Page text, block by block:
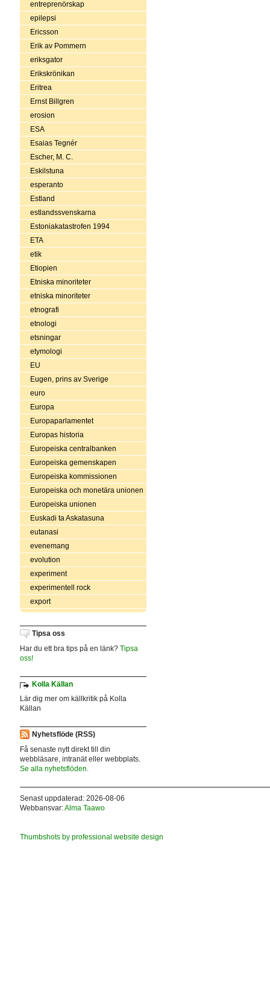
entreprenörskap
epilepsi
Ericsson
Erik av Pommern
eriksgator
Erikskrönikan
Eritrea
Ernst Billgren
erosion
ESA
Esaias Tegnér
Escher, M. C.
Eskilstuna
esperanto
Estland
estlandssvenskarna
Estoniakatastrofen 1994
ETA
etik
Etiopien
Etniska minoriteter
etniska minoriteter
etnografi
etnologi
etsningar
etymologi
EU
Eugen, prins av Sverige
euro
Europa
Europaparlamentet
Europas historia
Europeiska centralbanken
Europeiska gemenskapen
Europeiska kommissionen
Europeiska och monetära unionen
Europeiska unionen
Euskadi ta Askatasuna
eutanasi
evenemang
evolution
experiment
experimentell rock
export
Tipsa oss
Har du ett bra tips på en länk? Tipsa
oss!
Kolla Källan
Lär dig mer om källkritik på Kolla
Källan
Nyhetsflöde (RSS)
Få senaste nytt direkt till din
webbläsare, intranät eller webbplats.
Se alla nyhetsflöden.
Senast uppdaterad: 2026-08-06
Webbansvar:Alma Taawo
Thumbshots by professional website design